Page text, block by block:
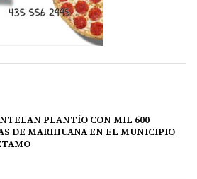
PLANTÍO CON MIL 600
DE MARIHUANA EN EL MUNICIPIO